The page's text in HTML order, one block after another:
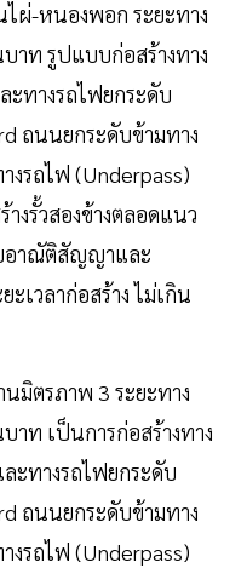
ผ่-หนองพอก ระยะทาง
าท รูปแบบก่อสร้างทาง
ทางรถไฟยกระดับ
ถนนยกระดับข้ามทาง
งรถไฟ (Underpass)
งรั้วสองข้างตลอดแนว
อาณัติสัญญาและ
เวลาก่อสร้าง ไม่เกิน
ตรภาพ 3 ระยะทาง
าท เป็นการก่อสร้างทาง
ะทางรถไฟยกระดับ
ถนนยกระดับข้ามทาง
งรถไฟ (Underpass)